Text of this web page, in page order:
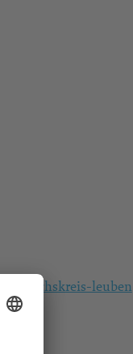
leuben